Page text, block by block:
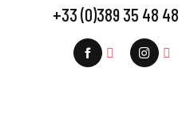
+33 (0)389 35 48 48